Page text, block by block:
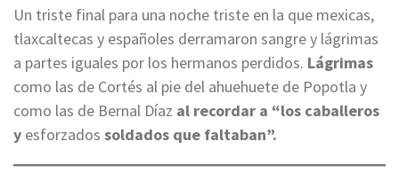
Un triste final para una noche triste en la que mexicas,
tlaxcaltecas y españoles derramaron sangre y lágrimas
a partes iguales por los hermanos perdidos. Lágrimas
como las de Cortés al pie del ahuehuete de Popotla y
como las de Bernal Díaz al recordar a “los caballeros
y esforzados soldados que faltaban”.